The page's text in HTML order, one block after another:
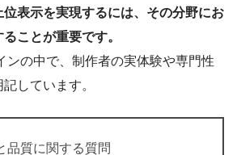
表示を実現するには、その分野にお
ことが重要です。
ンの中で、制作者の実体験や専門性
しています。
品質に関する質問